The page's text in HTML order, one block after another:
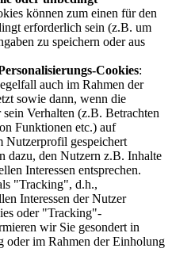
können zum einen für den
erforderlich sein (z.B. um
zu speichern oder aus
Cookies:
auch im Rahmen der
sowie dann, wenn die
sein Verhalten (z.B. Betrachten
Funktionen etc.) auf
Nutzerprofil gespeichert
dazu, den Nutzern z.B. Inhalte
Interessen entsprechen.
"Tracking", d.h.,
Interessen der Nutzer
oder "Tracking"-
wir Sie gesondert in
oder im Rahmen der Einholung